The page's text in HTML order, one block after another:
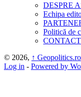
DESPRE
Echipa
Politică de
CONTACT
© 2026, ↑ Geopolitics.ro
Log in - Powered by